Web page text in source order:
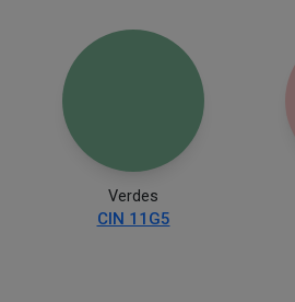
Verdes
CIN 11G5